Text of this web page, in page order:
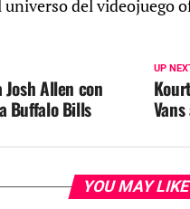
universo del videojuego
UP
Allen con
Buffalo Bills
YOU MAY LIKE